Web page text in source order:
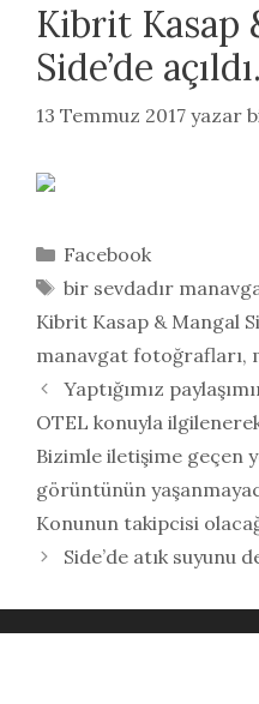
Kibrit Kasap
Side’de açıldı.
13 Temmuz 2017 yazar
Kategoriler
Facebook
Etiketler
bir sevdadır
Kibrit Kasap & Mangal
manavgat fotoğrafları,
Yaptığımız
OTEL konuyla
Bizimle iletişime geçen
görüntünün
Konunun takipcisi
Side’de atık suyunu